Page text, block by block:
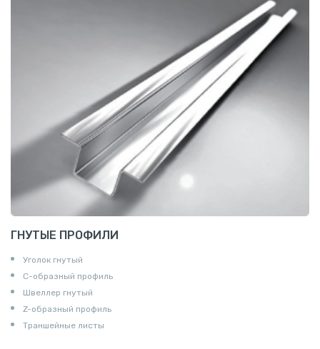
ГНУТЫЕ ПРОФИЛИ
Уголок гнутый
С-образный профиль
Швеллер гнутый
Z-образный профиль
Траншейные листы